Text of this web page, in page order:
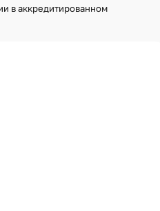
ОБЪЕКТОВ
В ТОМ ЧИСЛЕ С ОПРЕДЕЛЕНИЕМ
ОБЪЕКТОВ
ЦЕЛЬЮ ОПРЕДЕЛЕНИЯ ИХ
ЗЕМЛЕУСТРОЙСТВА
ОБЪЕКТОВ ДИКОЙ ФЛОРЫ
в аккредитированном